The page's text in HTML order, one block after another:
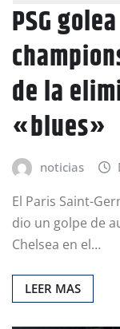
PSG
de la
«blues»
noticias
El Paris Saint-
dio un golpe de
Chelsea en el…
LEER MAS